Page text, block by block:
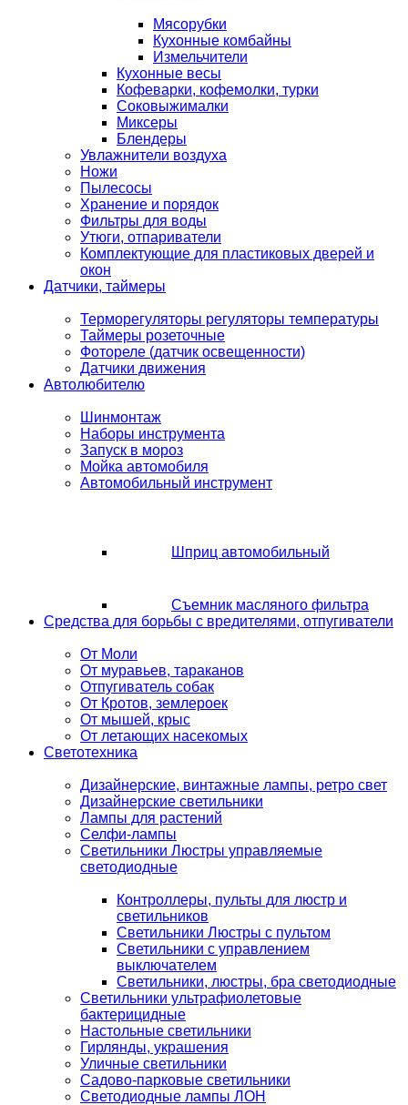
Мясорубки
Кухонные комбайны
Измельчители
Кухонные весы
Кофеварки, кофемолки, турки
Соковыжималки
Миксеры
Блендеры
Увлажнители воздуха
Ножи
Пылесосы
Хранение и порядок
Фильтры для воды
Утюги, отпариватели
Комплектующие для пластиковых дверей и
окон
Датчики, таймеры
Терморегуляторы регуляторы температуры
Таймеры розеточные
Фотореле (датчик освещенности)
Датчики движения
Автолюбителю
Шинмонтаж
Наборы инструмента
Запуск в мороз
Мойка автомобиля
Автомобильный инструмент
Шприц автомобильный
Съемник масляного фильтра
Средства для борьбы с вредителями, отпугиватели
От Моли
От муравьев, тараканов
Отпугиватель собак
От Кротов, землероек
От мышей, крыс
От летающих насекомых
Светотехника
Дизайнерские, винтажные лампы, ретро свет
Дизайнерские светильники
Лампы для растений
Селфи-лампы
Светильники Люстры управляемые
светодиодные
Контроллеры, пульты для люстр и
светильников
Светильники Люстры с пультом
Светильники с управлением
выключателем
Светильники, люстры, бра светодиодные
Светильники ультрафиолетовые
бактерицидные
Настольные светильники
Гирлянды, украшения
Уличные светильники
Садово-парковые светильники
Светодиодные лампы ЛОН